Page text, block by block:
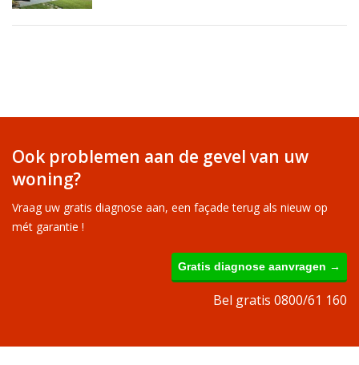
Ook problemen aan de gevel van uw
woning?
Vraag uw gratis diagnose aan, een façade terug als nieuw op
mét garantie !
Gratis diagnose aanvragen →
Bel gratis 0800/61 160